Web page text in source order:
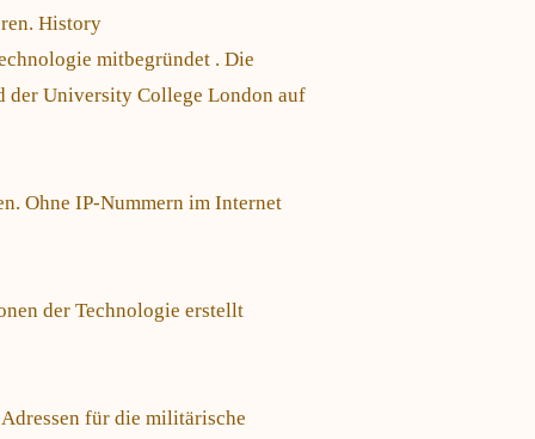
History
mitbegründet . Die
der University College London auf
Ohne IP-Nummern im Internet
der Technologie erstellt
für die militärische